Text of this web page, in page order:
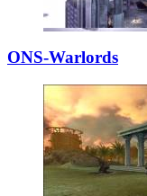
ONS-Warlords